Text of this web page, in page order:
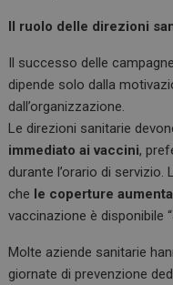
Il ruolo delle direzioni
Il successo delle
dipende solo dalla
dall’organizzazione.
Le direzioni sanitarie
immediato ai vaccini,
durante l’orario di servizio.
che le coperture
vaccinazione è disponibile
Molte aziende sanitarie
giornate di prevenzione